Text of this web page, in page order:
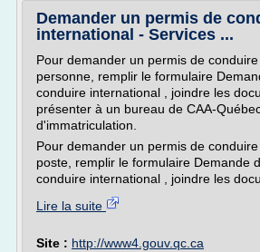
Demander un permis de
international - Services ...
Pour demander un permis de
personne, remplir le formulaire
conduire international , joindre les
présenter à un bureau de CAA-
d'immatriculation.
Pour demander un permis de
poste, remplir le formulaire Demande
conduire international , joindre les
Lire la suite
Site : http://www4.gouv.qc.ca